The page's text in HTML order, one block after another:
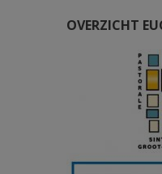
OVERZICHT